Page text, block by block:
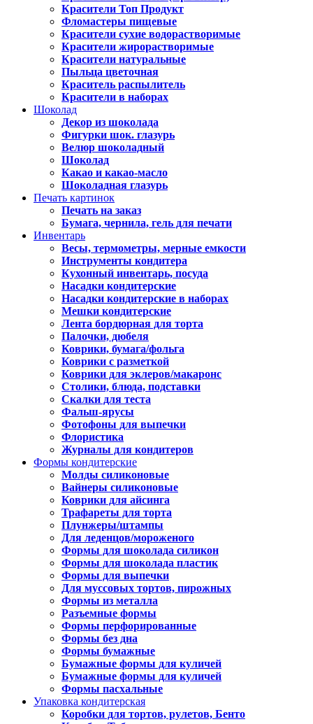
Красители Топ Продукт
Фломастеры пищевые
Красители сухие водорастворимые
Красители жирорастворимые
Красители натуральные
Пыльца цветочная
Краситель распылитель
Красители в наборах
Шоколад
Декор из шоколада
Фигурки шок. глазурь
Велюр шоколадный
Шоколад
Какао и какао-масло
Шоколадная глазурь
Печать картинок
Печать на заказ
Бумага, чернила, гель для печати
Инвентарь
Весы, термометры, мерные емкости
Инструменты кондитера
Кухонный инвентарь, посуда
Насадки кондитерские
Насадки кондитерские в наборах
Мешки кондитерские
Лента бордюрная для торта
Палочки, дюбеля
Коврики, бумага/фольга
Коврики с разметкой
Коврики для эклеров/макаронс
Столики, блюда, подставки
Скалки для теста
Фальш-ярусы
Фотофоны для выпечки
Флористика
Журналы для кондитеров
Формы кондитерские
Молды силиконовые
Вайнеры силиконовые
Коврики для айсинга
Трафареты для торта
Плунжеры/штампы
Для леденцов/мороженого
Формы для шоколада силикон
Формы для шоколада пластик
Формы для выпечки
Для муссовых тортов, пирожных
Формы из металла
Разъемные формы
Формы перфорированные
Формы без дна
Формы бумажные
Бумажные формы для куличей
Бумажные формы для куличей
Формы пасхальные
Упаковка кондитерская
Коробки для тортов, рулетов, Бенто